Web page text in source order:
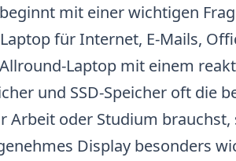
mit einer wichtigen
für Internet, E-Mails,
Laptop mit einem
und SSD-Speicher oft die
Arbeit oder Studium
Display besonders